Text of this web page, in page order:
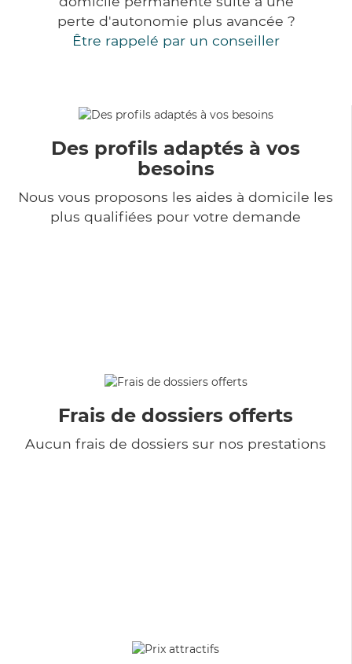
perte d'autonomie plus avancée ?
Être rappelé par un conseiller
Des profils adaptés à vos
besoins
Nous vous proposons les aides à domicile les
plus qualifiées pour votre demande
Frais de dossiers offerts
Aucun frais de dossiers sur nos prestations